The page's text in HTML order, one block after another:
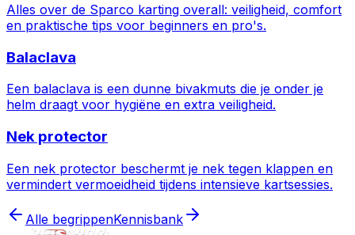
Alles over de Sparco karting overall: veiligheid, comfort
en praktische tips voor beginners en pro's.
Balaclava
Een balaclava is een dunne bivakmuts die je onder je
helm draagt voor hygiëne en extra veiligheid.
Nek protector
Een nek protector beschermt je nek tegen klappen en
vermindert vermoeidheid tijdens intensieve kartsessies.
Alle begrippenKennisbank